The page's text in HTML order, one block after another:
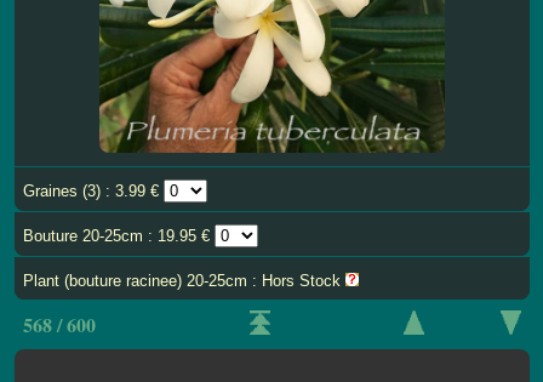
Graines (3) : 3.99 €
Bouture 20-25cm : 19.95 €
Plant (bouture racinee) 20-25cm : Hors Stock
568 / 600